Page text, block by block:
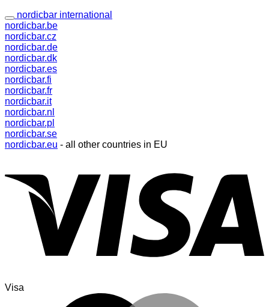
nordicbar international
nordicbar.be
nordicbar.cz
nordicbar.de
nordicbar.dk
nordicbar.es
nordicbar.fi
nordicbar.fr
nordicbar.it
nordicbar.nl
nordicbar.pl
nordicbar.se
nordicbar.eu - all other countries in EU
Visa